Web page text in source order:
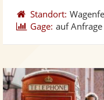
Standort:
Gage: auf Anfrage